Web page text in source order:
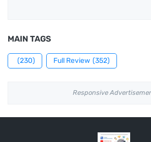
MAIN TAGS
(230) Full Review (352)
Responsive